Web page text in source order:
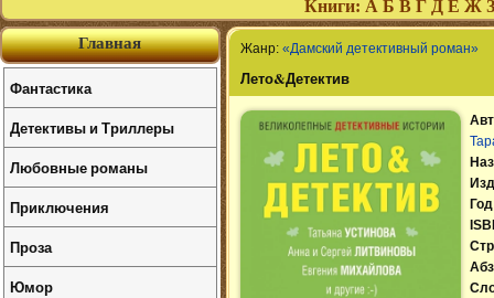
Книги: А Б В Г Д Е Ж З
Жанр: «Дамский детективный роман»
Лето&Детектив
Главная
Фантастика
Детективы и Триллеры
Любовные романы
Приключения
Проза
Юмор